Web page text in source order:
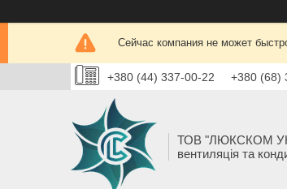
Сейчас компания не может
+380 (44) 337-00-22 +380 (68)
ТОВ "ЛЮКСКОМ
вентиляція та